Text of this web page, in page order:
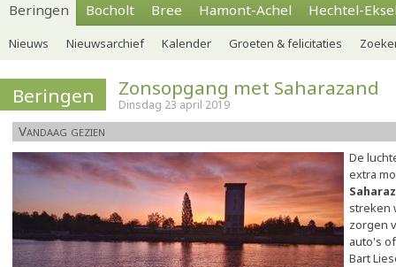
Beringen Bocholt Bree Hamont-Achel Hechtel-
Nieuws Nieuwsarchief Kalender Groeten & felicitaties
Beringen Zonsopgang met Saharazand
Dinsdag 23 april 2019
Vandaag gezien
De
extra
streken
zorgen
auto's
Bart